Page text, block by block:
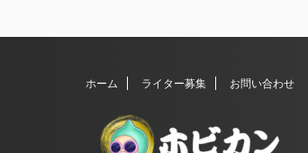
ホーム ライター募集 お問い合わせ